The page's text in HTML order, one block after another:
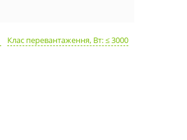
Клас перевантаження, Вт: ≤ 3000